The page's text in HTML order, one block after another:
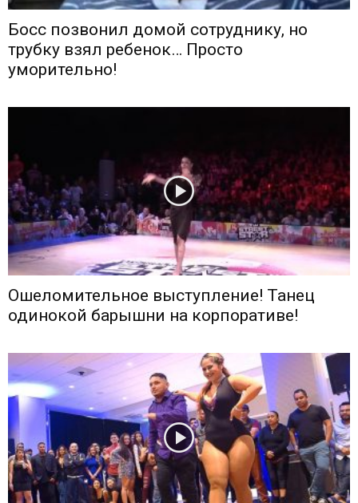
Босс позвонил домой сотруднику, но
трубку взял ребенок… Просто
уморительно!
Ошеломительное выступление! Танец
одинокой барышни на корпоративе!